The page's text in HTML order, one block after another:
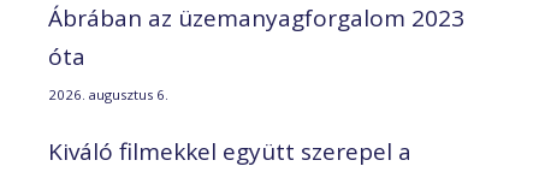
Ábrában az üzemanyagforgalom 2023
óta
2026. augusztus 6.
Kiváló filmekkel együtt szerepel a